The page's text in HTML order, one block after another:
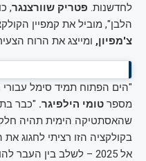
לחדשנות. פטריק שוורצנגר,
הלבן", מוביל את קמפיין
צ'מפיון, ומייצג את הרוח
"הים הפתוח תמיד סימל עבורי
מספר טומי הילפיגר.
בקולקציה הזו רציתי לחגוג
אל 2025 – לשלב בין העבר להווה, בין המסורת לעכשווי."